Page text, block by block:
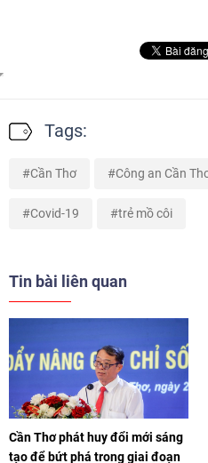
Tags:
Cần Thơ Công an Cần
Covid-19 trẻ mồ côi
Tin bài liên quan
Cần Thơ phát huy đổi mới sáng
tạo để bứt phá trong giai đoạn